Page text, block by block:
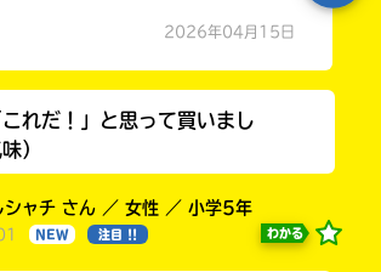
2026年04月15日
れだ！」と思って買いまし
）
シャチ さん ／ 女性 ／ 小学5年
NEW 注目 !! わかる